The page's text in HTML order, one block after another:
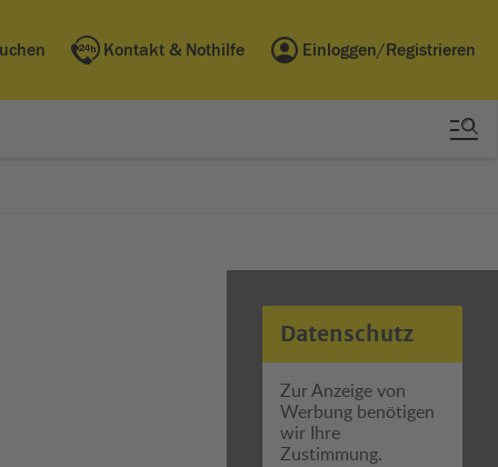
Kontakt & Nothilfe Einloggen/Registrieren
Datenschutz
Zur Anzeige von
Werbung benötigen
wir Ihre
Zustimmung.